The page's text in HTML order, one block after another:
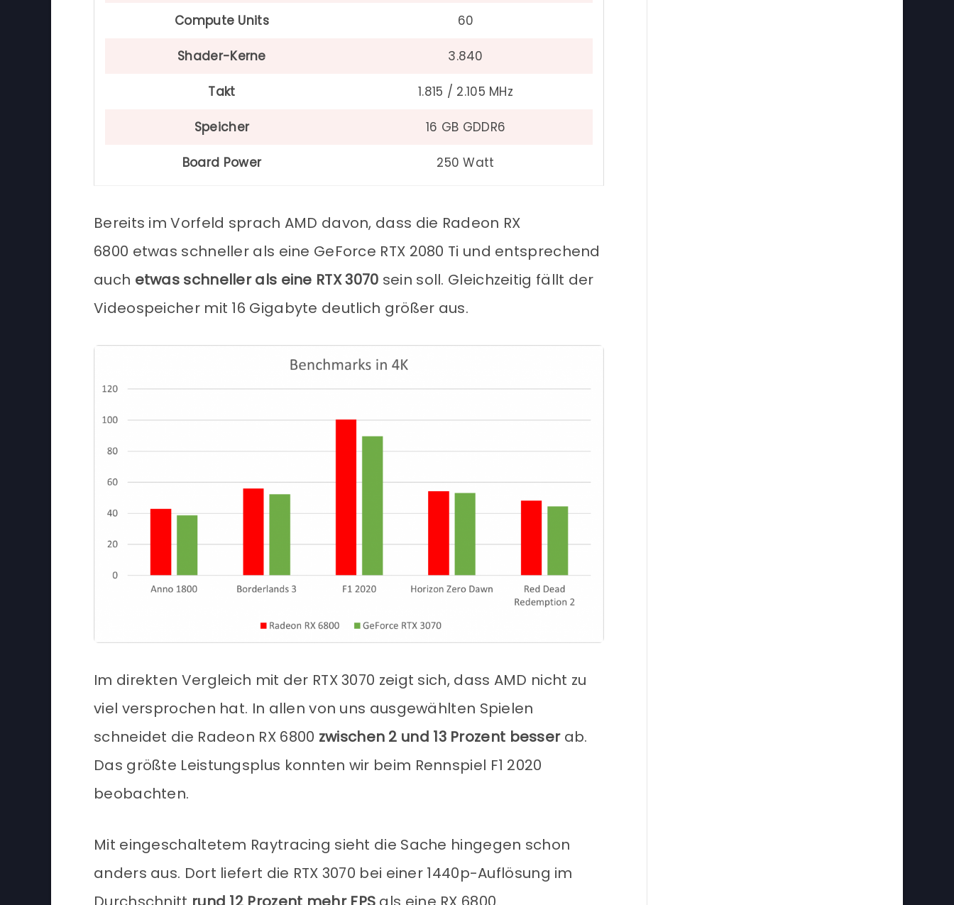
Compute Units 60
Shader-Kerne 3.840
Takt 1.815 / 2.105 MHz
Speicher 16 GB GDDR6
Board Power 250 Watt
Bereits im Vorfeld sprach AMD davon, dass die Radeon RX
6800 etwas schneller als eine GeForce RTX 2080 Ti und entsprechend
auch etwas schneller als eine RTX 3070 sein soll. Gleichzeitig fällt der
Videospeicher mit 16 Gigabyte deutlich größer aus.
Im direkten Vergleich mit der RTX 3070 zeigt sich, dass AMD nicht zu
viel versprochen hat. In allen von uns ausgewählten Spielen
schneidet die Radeon RX 6800 zwischen 2 und 13 Prozent besserab.
Das größte Leistungsplus konnten wir beim Rennspiel F1 2020
beobachten.
Mit eingeschaltetem Raytracing sieht die Sache hingegen schon
anders aus. Dort liefert die RTX 3070 bei einer 1440p-Auflösung im